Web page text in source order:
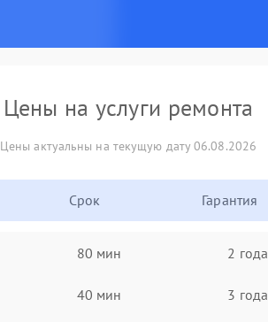
Цены на услуги ремонта
Цены актуальны на текущую дату 06.08.2026
Срок Гарантия
80 мин 2 года
40 мин 3 года